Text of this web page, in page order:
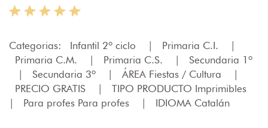
Categorias: Infantil 2º ciclo | Primaria C.I.
|
Primaria C.M.
| Primaria C.S. |
Secundaria 1º
|
Secundaria 3º | ÁREA Fiestas / Cultura
|
PRECIO GRATIS
|
TIPO PRODUCTO Imprimibles
|
Para profes Para profes | IDIOMA Catalán